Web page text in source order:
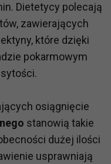
Dietetycy polecają
zawierających
które dzięki
pokarmowym
osiągnięcie
stanowią takie
dużej ilości
usprawniają